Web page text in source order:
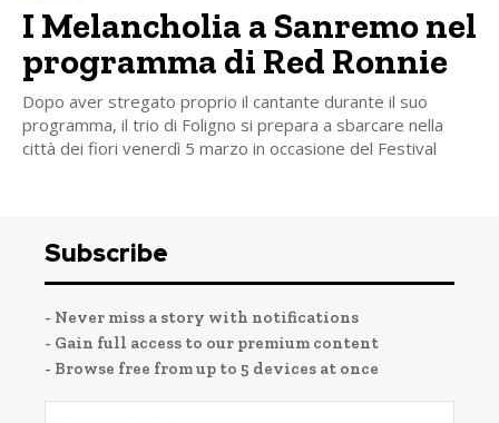
I Melancholia a Sanremo nel
programma di Red Ronnie
Dopo aver stregato proprio il cantante durante il suo
programma, il trio di Foligno si prepara a sbarcare nella
città dei fiori venerdì 5 marzo in occasione del Festival
Subscribe
- Never miss a story with notifications
- Gain full access to our premium content
- Browse free from up to 5 devices at once